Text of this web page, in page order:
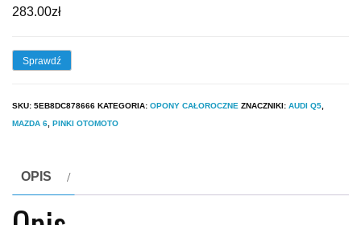
283.00zł
Sprawdź
SKU: 5EB8DC878666 KATEGORIA: OPONY CAŁOROCZNE ZNACZNIKI: AUDI Q5
MAZDA 6 PINKI OTOMOTO
OPIS